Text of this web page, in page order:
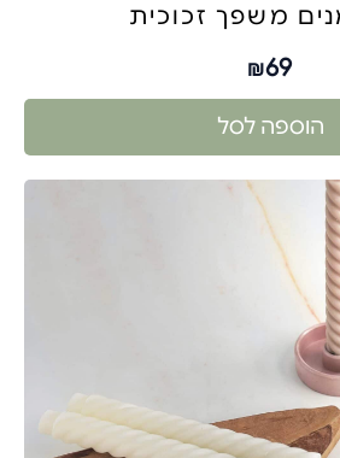
משפך זכוכית
₪69
הוספה לסל